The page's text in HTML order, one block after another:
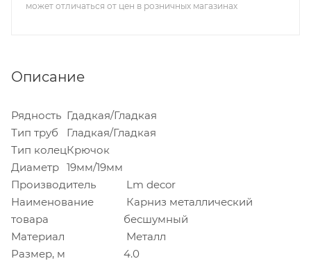
может отличаться от цен в розничных магазинах
Описание
Рядность Гдадкая/Гладкая
Тип труб
Гладкая/Гладкая
Тип колецКрючок
Диаметр 19мм/19мм
Производитель
Lm decor
Наименование
товара
Карниз металлический
бесшумный
Материал
Металл
Размер, м
4.0